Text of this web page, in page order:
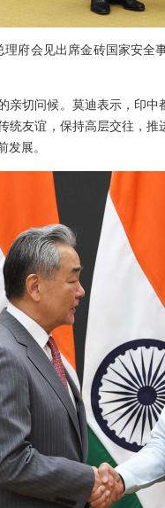
理府会见出席金砖国家安
亲切问候。莫迪表示，印
统友谊，保持高层交往，
发展。